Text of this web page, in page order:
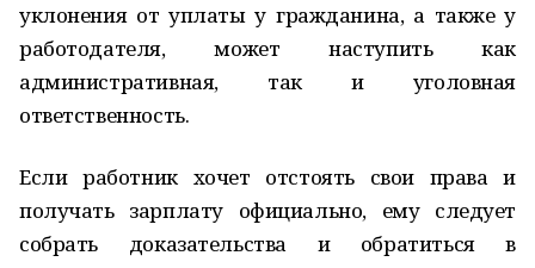
уклонения от уплаты у гражданина, а также у
работодателя, может наступить как
административная, так и уголовная
ответственность.
Если работник хочет отстоять свои права и
получать зарплату официально, ему следует
собрать доказательства и обратиться в